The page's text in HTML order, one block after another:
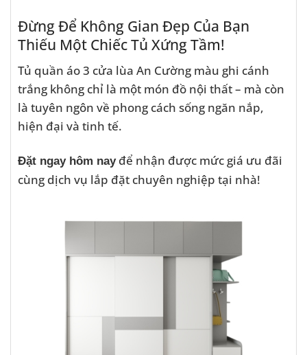
Đừng Để Không Gian Đẹp Của Bạn
Thiếu Một Chiếc Tủ Xứng Tầm!
Tủ quần áo 3 cửa lùa An Cường màu ghi cánh
trắng không chỉ là một món đồ nội thất – mà còn
là tuyên ngôn về phong cách sống ngăn nắp,
hiện đại và tinh tế.
Đặt ngay hôm nayđể nhận được mức giá ưu đãi
cùng dịch vụ lắp đặt chuyên nghiệp tại nhà!